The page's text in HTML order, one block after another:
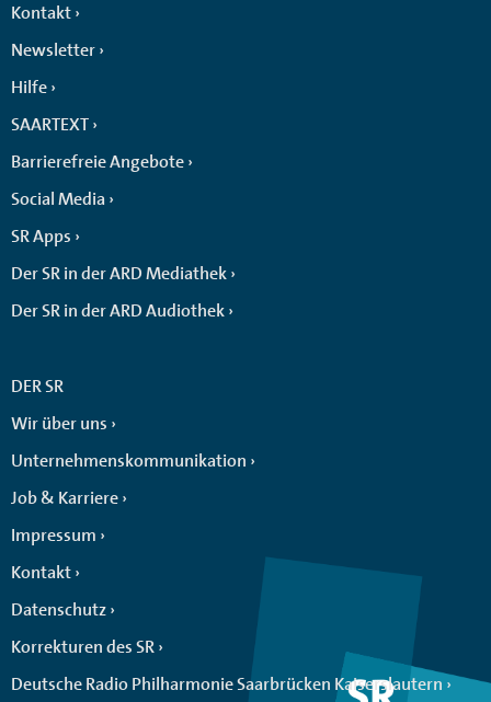
Kontakt
Newsletter
Hilfe
SAARTEXT
Barrierefreie Angebote
Social Media
SR Apps
Der SR in der ARD Mediathek
Der SR in der ARD Audiothek
DER SR
Wir über uns
Unternehmenskommunikation
Job & Karriere
Impressum
Kontakt
Datenschutz
Korrekturen des SR
Deutsche Radio Philharmonie Saarbrücken Kaiserslautern